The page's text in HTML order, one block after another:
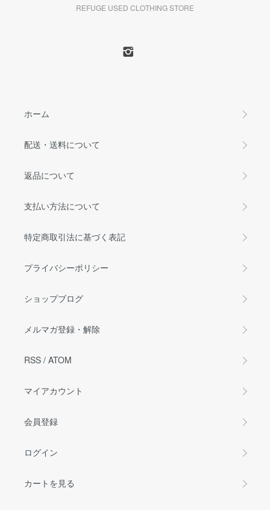
REFUGE USED CLOTHING STORE
ホーム
配送・送料について
返品について
支払い方法について
特定商取引法に基づく表記
プライバシーポリシー
ショップブログ
メルマガ登録・解除
RSS / ATOM
マイアカウント
会員登録
ログイン
カートを見る